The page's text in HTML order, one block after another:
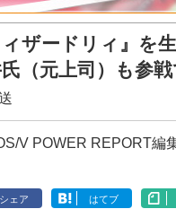
ザードリィ』を
（元上司）も参
V POWER REPORT編
シェア はてブ